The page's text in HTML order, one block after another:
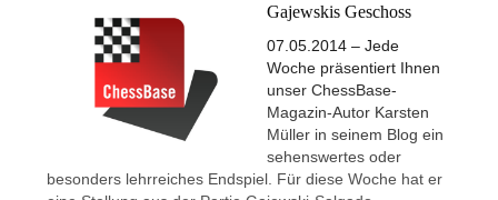
Gajewskis Geschoss
07.05.2014 – Jede
Woche präsentiert Ihnen
unser ChessBase-
Magazin-Autor Karsten
Müller in seinem Blog ein
sehenswertes oder
besonders lehrreiches Endspiel. Für diese Woche hat er